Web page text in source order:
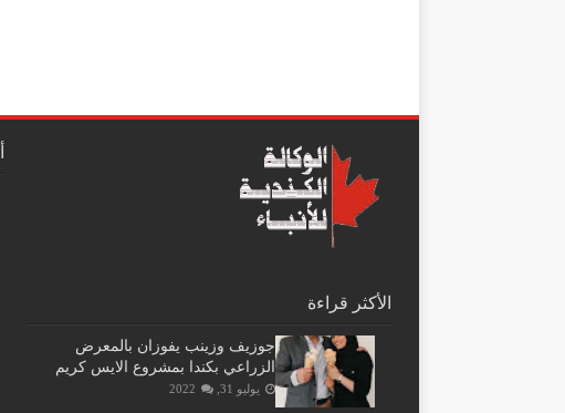
الأكثر قراءة
جوزيف وزينب يفوزان بالمعرض
الزراعي بكندا بمشروع الايس كريم
يوليو 31, 2022